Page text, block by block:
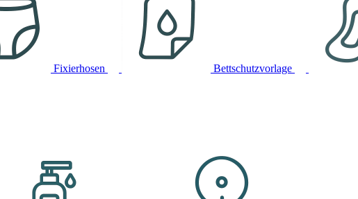
Fixierhosen Bettschutzvorlage